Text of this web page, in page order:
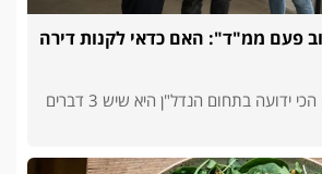
פעם ממ"ד": האם כדאי לקנות דירה
3' דק קריאה האמרה הכי ידועה בתחום הנדל"ן היא שיש 3 דברים